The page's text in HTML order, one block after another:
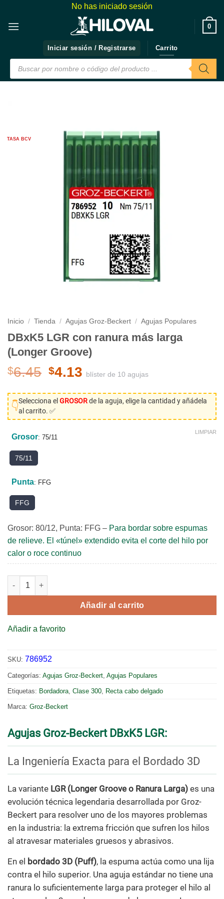
contenido
No has iniciado sesión
0
Iniciar sesión / Registrarse Carrito
Búsqueda
Inicio / Tienda / Agujas Groz-Beckert / Agujas Populares
DBxK5 LGR con ranura más larga
(Longer Groove)
$6.45 El
original
era:
$6.45.
$4.13 El
actual
es:
$4.13.
blíster de 10 agujas
👇Selecciona el GROSORde la aguja, elige la cantidad y añádela
al carrito. ✅
Grosor: 75/11
75/11
Punta: FFG
FFG
LIMPIAR
Grosor: 80/12, Punta: FFG – Para bordar sobre espumas
de relieve. El «túnel» extendido evita el corte del hilo por
calor o roce continuo
DBxK5 LGR con ranura más larga (Longer Groove) cantidad
Añadir al carrito
Añadir a favorito
SKU: 786952
Categorías: Agujas Groz-Beckert Agujas Populares
Etiquetas: Bordadora Clase 300 Recta cabo delgado
Marca: Groz-Beckert
Agujas Groz-Beckert DBxK5 LGR:
La Ingeniería Exacta para el Bordado 3D
La variante LGR (Longer Groove o Ranura Larga) es una
evolución técnica legendaria desarrollada por Groz-
Beckert para resolver uno de los mayores problemas
en la industria: la extrema fricción que sufren los hilos
al atravesar materiales gruesos y abrasivos.
En el bordado 3D (Puff), la espuma actúa como una lija
contra el hilo superior. Una aguja estándar no tiene una
ranura lo suficientemente larga para proteger el hilo al